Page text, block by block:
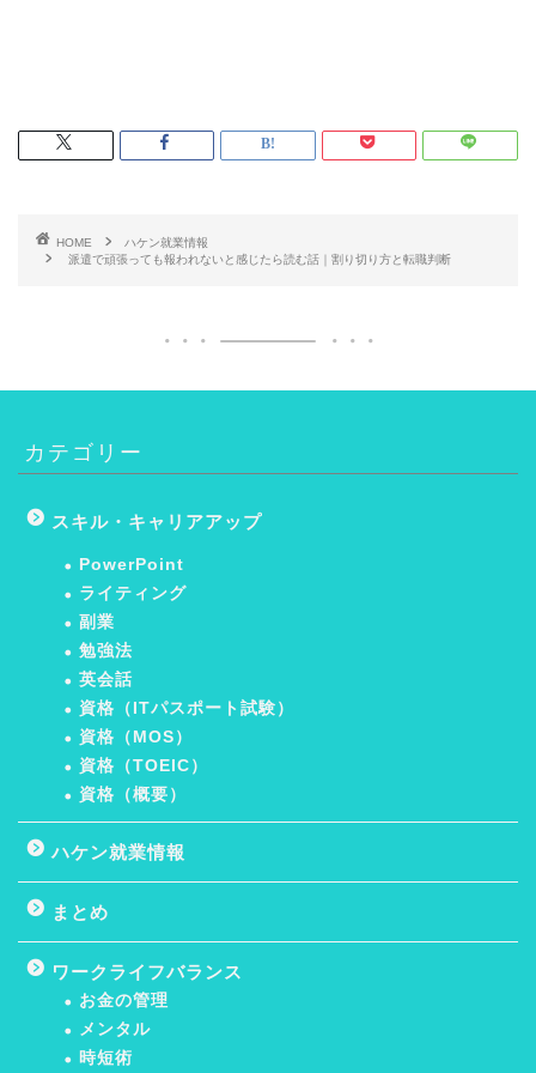
HOME
ハケン就業情報
派遣で頑張っても報われないと感じたら読む話｜割り切り方と転職判断
カテゴリー
スキル・キャリアアップ
PowerPoint
ライティング
副業
勉強法
英会話
資格（ITパスポート試験）
資格（MOS）
資格（TOEIC）
資格（概要）
ハケン就業情報
まとめ
ワークライフバランス
お金の管理
メンタル
時短術